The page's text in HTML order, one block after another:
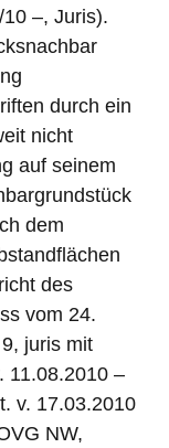
–, Juris).
durch ein
nicht
auf seinem
dem
des
vom 24.
juris mit
11.08.2010 –
v. 17.03.2010
NW,